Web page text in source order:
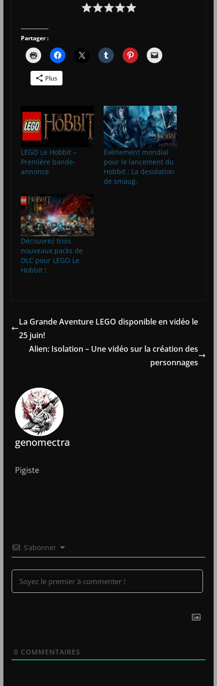
Partager :
Plus
LEGO Le Hobbit –
Première bande-
annonce
Évènement mondial
pour le lancement du
Hobbit : La desolation
de smaug.
Découvrez trois
nouveaux packs de
DLC pour LEGO Le
Hobbit !
La Grande Aventure LEGO disponible en vidéo le
25 juin!
Alien: Isolation – Une vidéo sur la création des
personnages
genomectra
Pigiste
S’abonner
0 COMMENTAIRES